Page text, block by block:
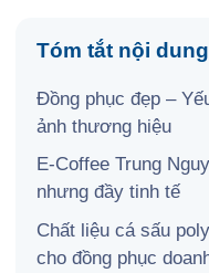
Tóm tắt nội dung
Đồng phục đẹp –
ảnh thương hiệu
E-Coffee Trung
nhưng đầy tinh tế
Chất liệu cá sấu
cho đồng phục